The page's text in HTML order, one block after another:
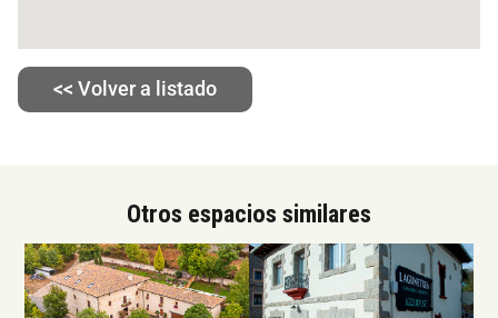
<< Volver a listado
Otros espacios similares